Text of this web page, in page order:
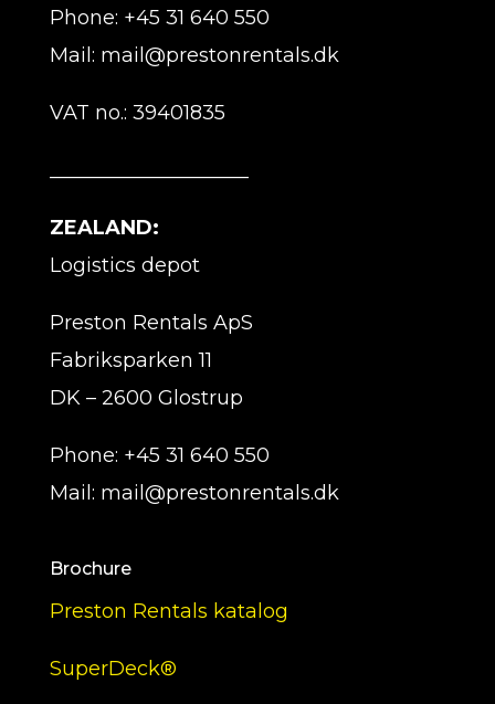
Phone: +45 31 640 550
Mail: mail@prestonrentals.dk
VAT no.: 39401835
ZEALAND:
Logistics depot
Preston Rentals ApS
Fabriksparken 11
DK – 2600 Glostrup
Phone: +45 31 640 550
Mail: mail@prestonrentals.dk
Brochure
Preston Rentals katalog
SuperDeck®